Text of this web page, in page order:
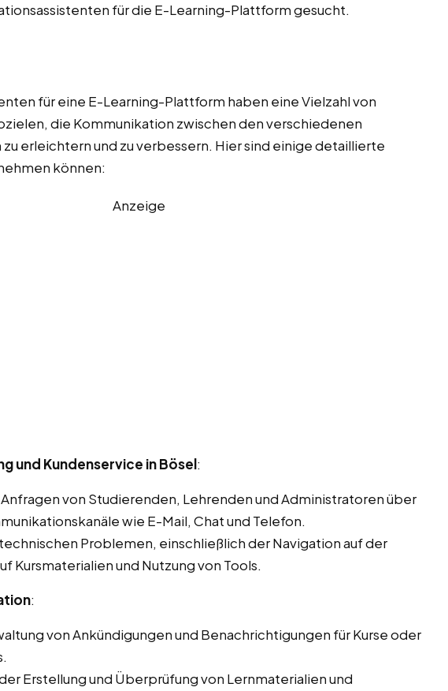
für die E-Learning-Plattform gesucht.
für eine E-Learning-Plattform haben eine Vielzahl von
die Kommunikation zwischen den verschiedenen
erleichtern und zu verbessern. Hier sind einige detaillierte
können:
Anzeige
und Kundenservice in Bösel:
von Studierenden, Lehrenden und Administratoren über
wie E-Mail, Chat und Telefon.
Problemen, einschließlich der Navigation auf der
Kursmaterialien und Nutzung von Tools.
:
von Ankündigungen und Benachrichtigungen für Kurse oder
Erstellung und Überprüfung von Lernmaterialien und